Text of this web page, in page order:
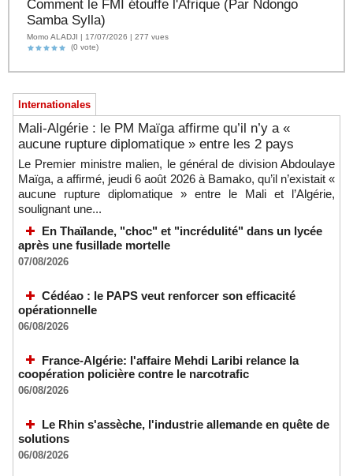
Comment le FMI étouffe l'Afrique (Par Ndongo
Samba Sylla)
Momo ALADJI | 17/07/2026 | 277 vues
(0 vote)
Internationales
Mali-Algérie : le PM Maïga affirme qu’il n’y a «
aucune rupture diplomatique » entre les 2 pays
Le Premier ministre malien, le général de division Abdoulaye
Maïga, a affirmé, jeudi 6 août 2026 à Bamako, qu’il n’existait «
aucune rupture diplomatique » entre le Mali et l’Algérie,
soulignant une...
En Thaïlande, "choc" et "incrédulité" dans un lycée
après une fusillade mortelle
07/08/2026
Cédéao : le PAPS veut renforcer son efficacité
opérationnelle
06/08/2026
France-Algérie: l'affaire Mehdi Laribi relance la
coopération policière contre le narcotrafic
06/08/2026
Le Rhin s'assèche, l'industrie allemande en quête de
solutions
06/08/2026